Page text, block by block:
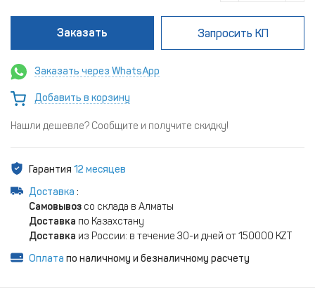
Заказать Запросить КП
Заказать через WhatsApp
Добавить в корзину
Нашли дешевле? Сообщите и получите скидку!
Гарантия 12 месяцев
Доставка :
Самовывоз со склада в Алматы
Доставка по Казахстану
Доставка из России: в течение 30-и дней от 150000 KZT
Оплата по наличному и безналичному расчету